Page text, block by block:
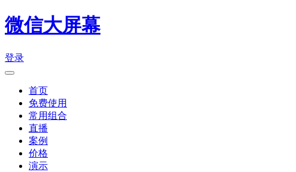
微信大屏幕
登录
首页
免费使用
常用组合
直播
案例
价格
演示